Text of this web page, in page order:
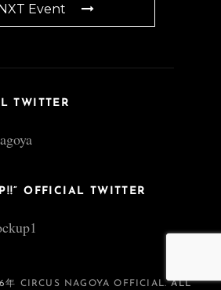
NXT Event
TWITTER
OFFICIAL TWITTER
年 CIRCUS NAGOYA OFFICIAL. ALL